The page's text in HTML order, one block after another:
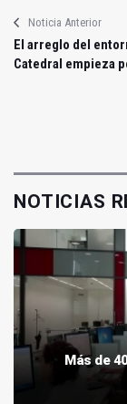
Noticia Anterior
El arreglo del
Catedral empieza
NOTICIAS
Más de